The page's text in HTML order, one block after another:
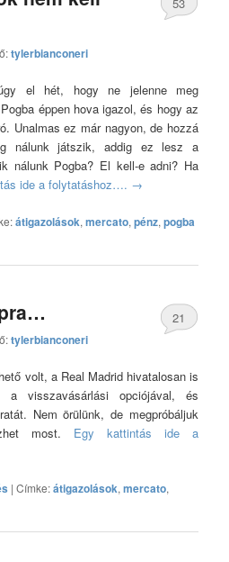
tylerbianconeri
53
el hét, hogy ne jelenne meg
éppen hova igazol, és hogy az
Unalmas ez már nagyon, de hozzá
nálunk játszik, addig ez lesz a
nálunk Pogba? El kell-e adni? Ha
ide a folytatáshoz…. →
átigazolások,mercato,pénz,pogba
tylerbianconeri
21
volt, a Real Madrid hivatalosan is
visszavásárlási opciójával, és
Nem örülünk, de megpróbáljuk
most. Egy kattintás ide a
|Címke:átigazolások,mercato,